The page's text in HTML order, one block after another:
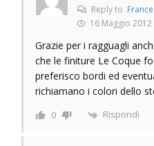
Reply to
16 Maggio 2012
Grazie per i ragguagli
che le finiture Le Coque
preferisco bordi ed
richiamano i colori dello
0 Rispondi